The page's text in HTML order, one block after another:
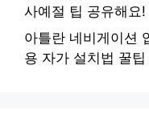
사예절 팁 공유해요!
아틀란 네비게이션
용 자가 설치법 꿀